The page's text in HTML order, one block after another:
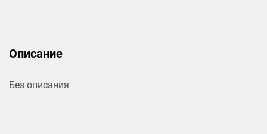
Описание
Без описания